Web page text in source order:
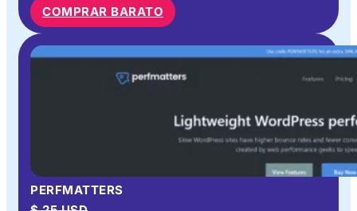
COMPRAR BARATO
PERFMATTERS